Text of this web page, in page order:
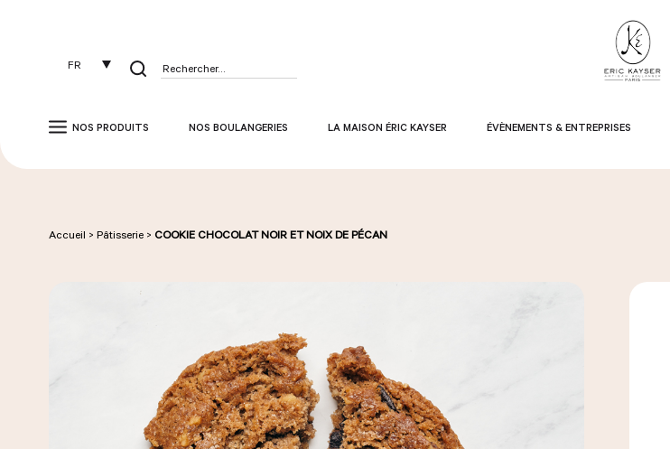
FR Rechercher :
NOS PRODUITS NOS BOULANGERIES LA MAISON ÉRIC KAYSER ÉVÈNEMENTS & ENTREPRISES
Accueil > Pâtisserie > COOKIE CHOCOLAT NOIR ET NOIX DE PÉCAN